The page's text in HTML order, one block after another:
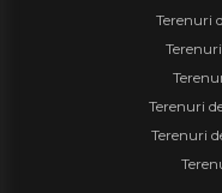
Terenuri
Terenuri
Terenuri